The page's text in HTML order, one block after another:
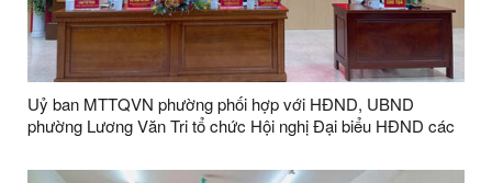
Uỷ ban MTTQVN phường phối hợp với HĐND, UBND
phường Lương Văn Tri tổ chức Hội nghị Đại biểu HĐND các
Văn Tri trước kỳ họp thường lệ cuối năm 2025.